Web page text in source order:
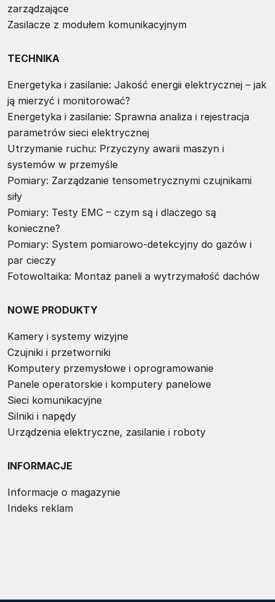
zarządzające
Zasilacze z modułem komunikacyjnym
TECHNIKA
Energetyka i zasilanie: Jakość energii elektrycznej – jak
ją mierzyć i monitorować?
Energetyka i zasilanie: Sprawna analiza i rejestracja
parametrów sieci elektrycznej
Utrzymanie ruchu: Przyczyny awarii maszyn i
systemów w przemyśle
Pomiary: Zarządzanie tensometrycznymi czujnikami
siły
Pomiary: Testy EMC – czym są i dlaczego są
konieczne?
Pomiary: System pomiarowo-detekcyjny do gazów i
par cieczy
Fotowoltaika: Montaż paneli a wytrzymałość dachów
NOWE PRODUKTY
Kamery i systemy wizyjne
Czujniki i przetworniki
Komputery przemysłowe i oprogramowanie
Panele operatorskie i komputery panelowe
Sieci komunikacyjne
Silniki i napędy
Urządzenia elektryczne, zasilanie i roboty
INFORMACJE
Informacje o magazynie
Indeks reklam